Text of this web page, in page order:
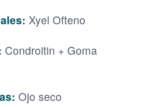
Xyel Ofteno
Condroitin + Goma
Ojo seco